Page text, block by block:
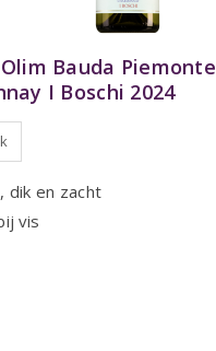
Bauda Piemonte
I Boschi 2024
dik en zacht
vis